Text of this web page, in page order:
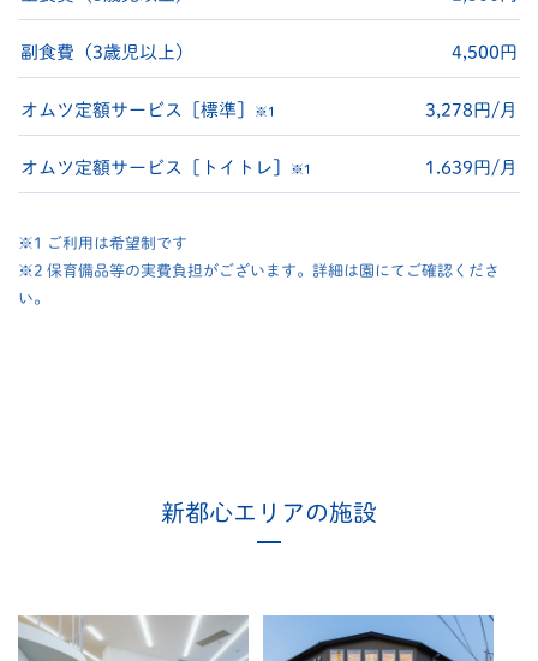
副食費（3歳児以上） 4,500円
オムツ定額サービス［標準］ ※1 3,278円/月
オムツ定額サービス［トイトレ］ ※1 1.639円/月
※1 ご利用は希望制です
※2 保育備品等の実費負担がございます。詳細は園にてご確認くださ
い。
新都心エリアの施設